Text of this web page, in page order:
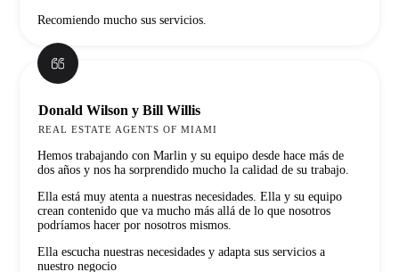
Recomiendo mucho sus servicios.
Donald Wilson y Bill Willis
REAL ESTATE AGENTS OF MIAMI
Hemos trabajando con Marlin y su equipo desde hace más de
dos años y nos ha sorprendido mucho la calidad de su trabajo.
Ella está muy atenta a nuestras necesidades. Ella y su equipo
crean contenido que va mucho más allá de lo que nosotros
podríamos hacer por nosotros mismos.
Ella escucha nuestras necesidades y adapta sus servicios a
nuestro negocio